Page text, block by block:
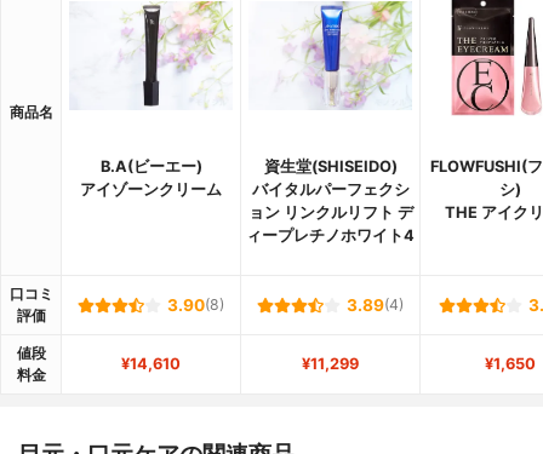
商品名
B.A(ビーエー)
アイゾーンクリーム
資生堂(SHISEIDO)
バイタルパーフェクシ
ョン リンクルリフト デ
ィープレチノホワイト4
FLOWFUSHI(
シ)
THE アイク
口コミ
評価
3.90(8) 3.89(4)
値段
料金
¥14,610 ¥11,299 ¥1,650